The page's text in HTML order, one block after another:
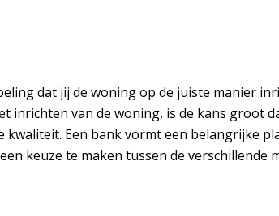
dat jij de woning op de juiste manier
inrichten van de woning, is de kans groot
Een bank vormt een belangrijke
keuze te maken tussen de verschillende